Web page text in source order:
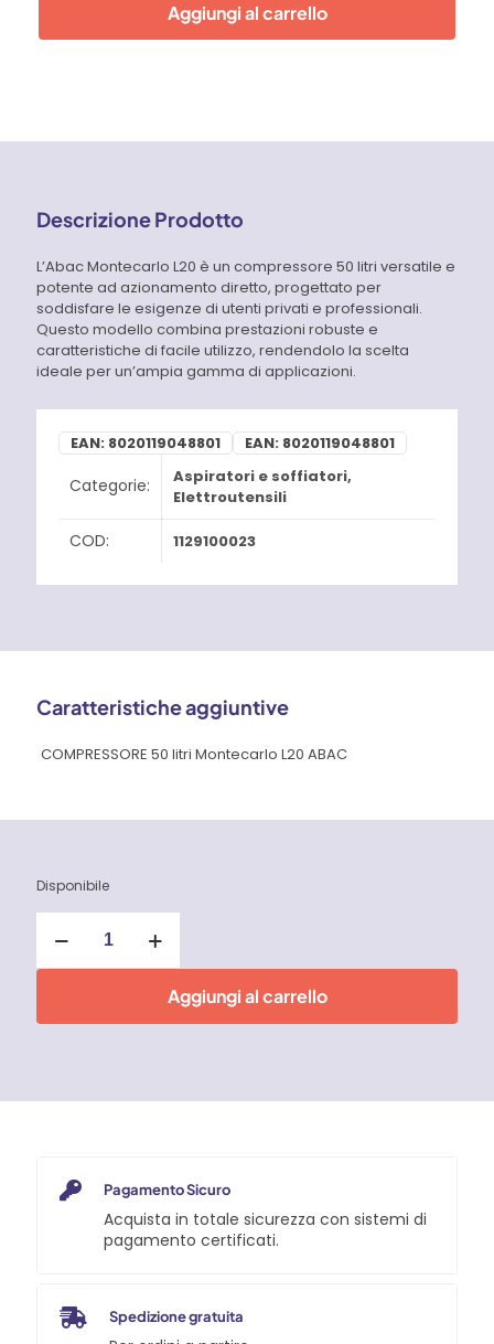
Abac
Aggiungi al carrello
Descrizione Prodotto
L’Abac Montecarlo L20 è un compressore 50 litri versatile e
potente ad azionamento diretto, progettato per
soddisfare le esigenze di utenti privati e professionali.
Questo modello combina prestazioni robuste e
caratteristiche di facile utilizzo, rendendolo la scelta
ideale per un’ampia gamma di applicazioni.
EAN: 8020119048801 EAN: 8020119048801
Categorie: Aspiratori e soffiatori,
Elettroutensili
COD: 1129100023
Caratteristiche aggiuntive
COMPRESSORE 50 litri Montecarlo L20 ABAC
Disponibile
litri
Abac
Aggiungi al carrello
Pagamento Sicuro
Acquista in totale sicurezza con sistemi di
pagamento certificati.
Spedizione gratuita